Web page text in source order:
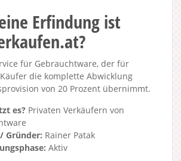
Erfindung ist
für Gebrauchtware, der für
die komplette Abwicklung
von 20 Prozent übernimmt.
es? Privaten Verkäufern von
Gründer: Rainer Patak
Aktiv